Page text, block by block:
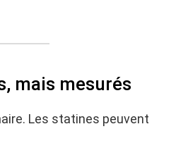
mais mesurés
Les statines peuvent